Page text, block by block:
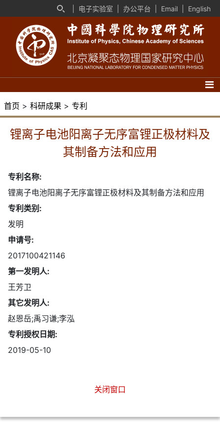
电子实验室 办公平台 Email English
首页 > 科研成果 > 专利
锂离子电池阳离子无序富锂正极材料及
其制备方法和应用
专利名称:
锂离子电池阳离子无序富锂正极材料及其制备方法和应用
专利类别:
发明
申请号:
2017100421146
第一发明人:
王芳卫
其它发明人:
赵恩岳;禹习谦;李泓
专利授权日期:
2019-05-10
关闭窗口